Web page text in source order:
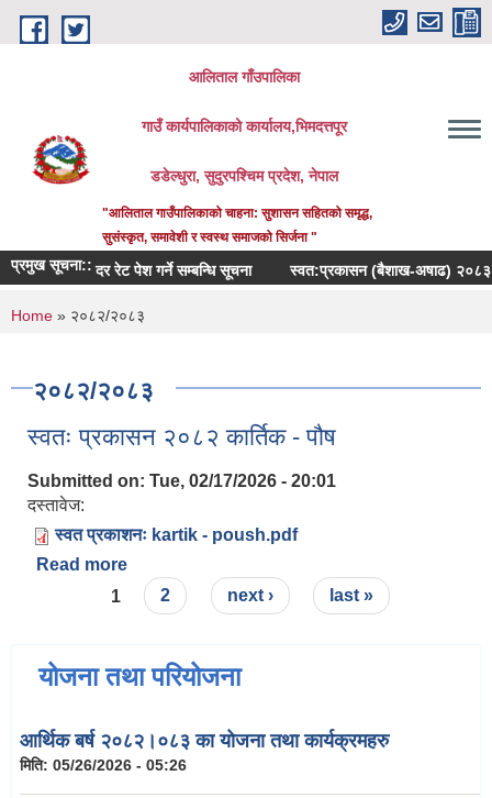
Skip to main content
आलिताल गाँउपालिका
गाउँ कार्यपालिकाको कार्यालय,भिमदत्तपूर
डडेल्धुरा, सुदुरपश्चिम प्रदेश, नेपाल
"आलिताल गाउँपालिकाको चाहना: सुशासन सहितको समृद्ध,
सुसंस्कृत, समावेशी र स्वस्थ समाजको सिर्जना "
प्रमुख सूचना::दर रेट पेश गर्ने सम्बन्धि सूचना स्वत:प्रकासन (बैशाख-अषाढ) २०८३
You are here
Home » २०८२/२०८३
२०८२/२०८३
स्वतः प्रकासन २०८२ कार्तिक - पौष
Submitted on: Tue, 02/17/2026 - 20:01
दस्तावेज:
स्वत प्रकाशनः kartik - poush.pdf
Read more
Pages
1 2 next › last »
योजना तथा परियोजना
आर्थिक बर्ष २०८२।०८३ का योजना तथा कार्यक्रमहरु
मिति: 05/26/2026 - 05:26